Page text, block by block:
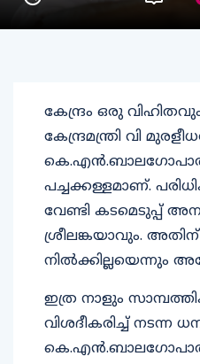
കേന്ദ്രം ഒരു വിഹിതവും
കേന്ദ്രമന്ത്രി വി
പച്ചക്കള്ളമാണ്.
വേണ്ടി കടമെടുപ്പ്
ശ്രീലങ്കയാവും.
നിൽക്കില്ലയെന്നും
ഇത്ര നാളും
വിശദീകരിച്ച് നടന്ന